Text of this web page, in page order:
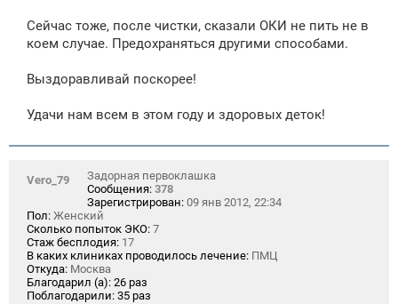
Сейчас тоже, после чистки, сказали ОКИ не пить не в
коем случае. Предохраняться другими способами.
Выздоравливай поскорее!
Удачи нам всем в этом году и здоровых деток!
Vero_79
Задорная первоклашка
Сообщения: 378
Зарегистрирован: 09 янв 2012, 22:34
Пол: Женский
Сколько попыток ЭКО: 7
Стаж бесплодия: 17
В каких клиниках проводилось лечение: ПМЦ
Откуда: Москва
Благодарил (а): 26 раз
Поблагодарили: 35 раз